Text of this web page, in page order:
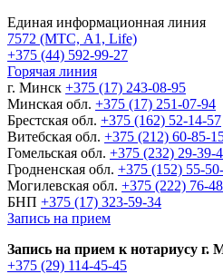
Единая информационная линия
7572 (МТС, A1, Life)
+375 (44) 592-99-27
Горячая линия
г. Минск +375 (17) 243-08-95
Минская обл. +375 (17) 251-07-94
Брестская обл. +375 (162) 52-14-57
Витебская обл. +375 (212) 60-85-
Гомельская обл. +375 (232) 29-39-
Гродненская обл. +375 (152) 55-
Могилевская обл. +375 (222) 76-
БНП +375 (17) 323-59-34
Запись на прием
Запись на прием к нотариусу г.
+375 (29) 114-45-45